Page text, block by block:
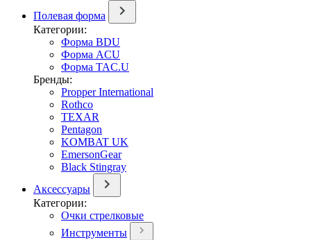
Полевая форма
Категории:
Форма BDU
Форма ACU
Форма TAC.U
Бренды:
Propper International
Rothco
TEXAR
Pentagon
KOMBAT UK
EmersonGear
Black Stingray
Аксессуары
Категории:
Очки стрелковые
Инструменты